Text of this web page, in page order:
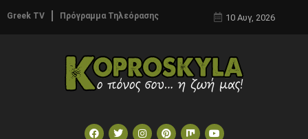
Greek TV Πρόγραμμα Τηλεόρασης 10 Αυγ, 2026